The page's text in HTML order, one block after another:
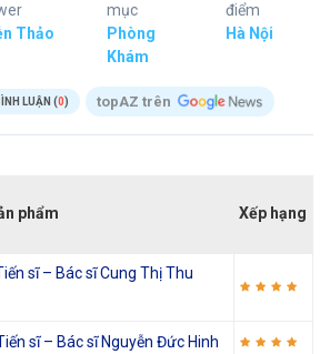
Thảo
mục
Phòng
Khám
điểm
Hà Nội
LUẬN (0) topAZ trên
phẩm Xếp hạng
sĩ – Bác sĩ Cung Thị Thu
sĩ – Bác sĩ Nguyễn Đức Hinh